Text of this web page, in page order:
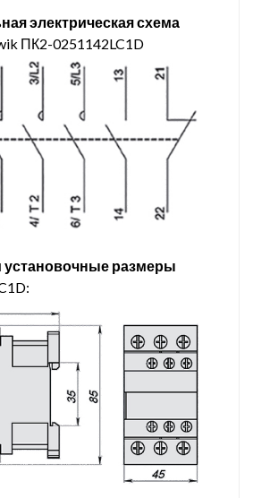
электрическая схема
ПК2-0251142LC1D
установочные размеры